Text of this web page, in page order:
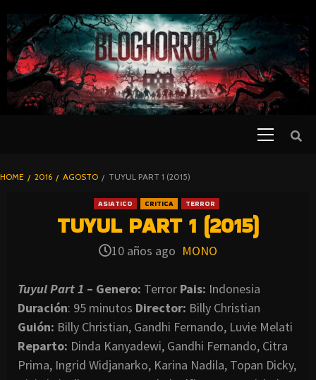
TO
CONTENT
BLOGHORROR
HOME 2016 AGOSTO TUYUL PART 1 (2015)
ASIATICO CRITICA TERROR
TUYUL PART 1 (2015)
10 años ago MONO
Tuyul Part 1 – Genero: Terror Pais: Indonesia
Duración: 95 minutos Director: Billy Christian
Guión: Billy Christian, Gandhi Fernando, Luvie Melati
Reparto: Dinda Kanyadewi, Gandhi Fernando, Citra
Prima, Ingrid Widjanarko, Karina Nadila, Topan Dicky,